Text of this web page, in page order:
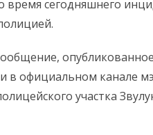
время сегодняшнего
в официальном канале
участка